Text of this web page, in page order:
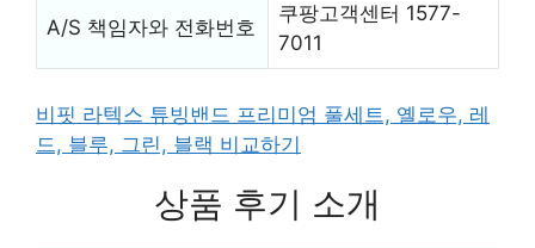
A/S 책임자와 전화번호
쿠팡고객센터 1577-
7011
비핏 라텍스 튜빙밴드 프리미엄 풀세트, 옐로우, 레
드, 블루, 그린, 블랙 비교하기
상품 후기 소개